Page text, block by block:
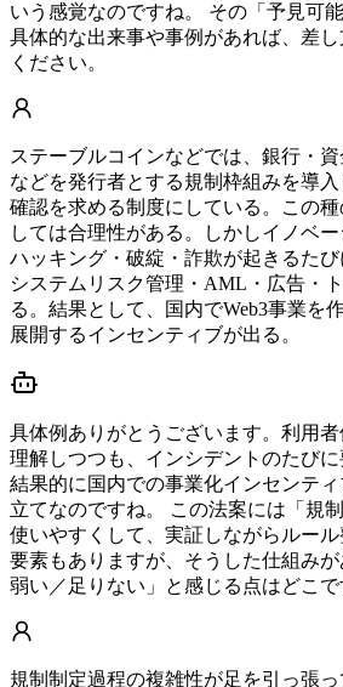
いう感覚なのですね。 その「予見可
具体的な出来事や事例があれば、差
ください。
ステーブルコインなどでは、銀行・
などを発行者とする規制枠組みを導
確認を求める制度にしている。この
しては合理性がある。しかしイノベー
ハッキング・破綻・詐欺が起きるたび
システムリスク管理・AML・広告・
る。結果として、国内でWeb3事業を
展開するインセンティブが出る。
具体例ありがとうございます。利用
理解しつつも、インシデントのたびに
結果的に国内での事業化インセンテ
立てなのですね。 この法案には「規
使いやすくして、実証しながらルー
要素もありますが、そうした仕組み
弱い／足りない」と感じる点はどこで
規制制定過程の複雑性が足を引っ張